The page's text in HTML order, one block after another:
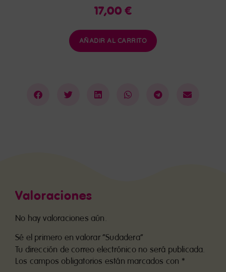
17,00 €
AÑADIR AL CARRITO
Valoraciones
No hay valoraciones aún.
Sé el primero en valorar “Sudadera”
Tu dirección de correo electrónico no será publicada.
Los campos obligatorios están marcados con *